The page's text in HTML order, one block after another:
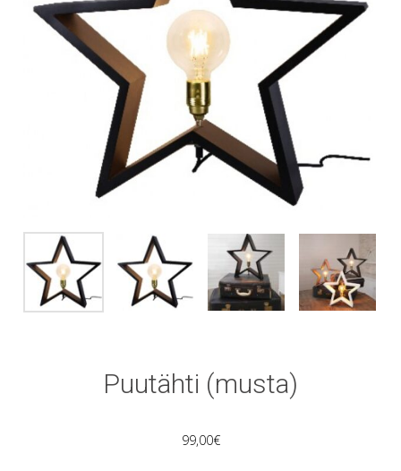
Puutähti (musta)
99,00€